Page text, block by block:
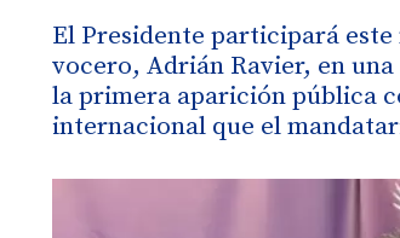
El Presidente participará
vocero, Adrián Ravier, en
la primera aparición pública
internacional que el